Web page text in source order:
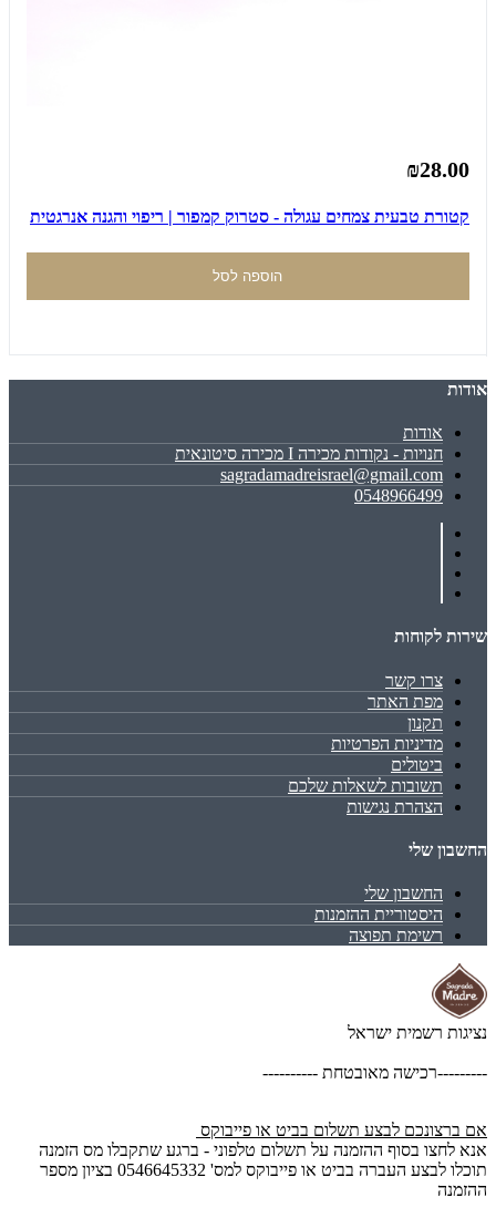
₪28.00
קטורת טבעית צמחים עגולה - סטרוק קמפור | ריפוי והגנה אנרגטית
הוספה לסל
אודות
אודות
חנויות - נקודות מכירה I מכירה סיטונאית
sagradamadreisrael@gmail.com
0548966499
שירות לקוחות
צרו קשר
מפת האתר
תקנון
מדיניות הפרטיות
ביטולים
תשובות לשאלות שלכם
הצהרת נגישות
החשבון שלי
החשבון שלי
היסטוריית ההזמנות
רשימת תפוצה
נציגות רשמית ישראל
---------רכישה מאובטחת ----------
אם ברצונכם לבצע תשלום בביט או פייבוקס
אנא לחצו בסוף ההזמנה על תשלום טלפוני - ברגע שתקבלו מס הזמנה
תוכלו לבצע העברה בביט או פייבוקס למס' 0546645332 בציון מספר
ההזמנה